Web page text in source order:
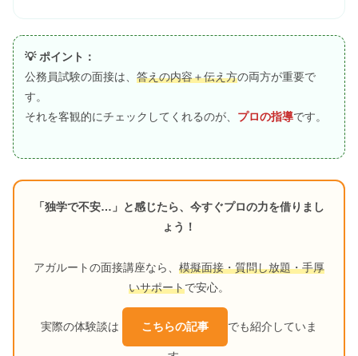
💡 ポイント：
公務員試験の面接は、 答えの内容＋伝え方の両方が重要で
す。
それを客観的にチェックしてくれるのが、 プロの指導です。
「独学で不安…」と感じたら、今すぐプロの力を借りまし
ょう！
アガルートの面接講座なら、 模擬面接・質問し放題・手厚
いサポートで安心。
実際の体験談は こちらの記事 でも紹介していま